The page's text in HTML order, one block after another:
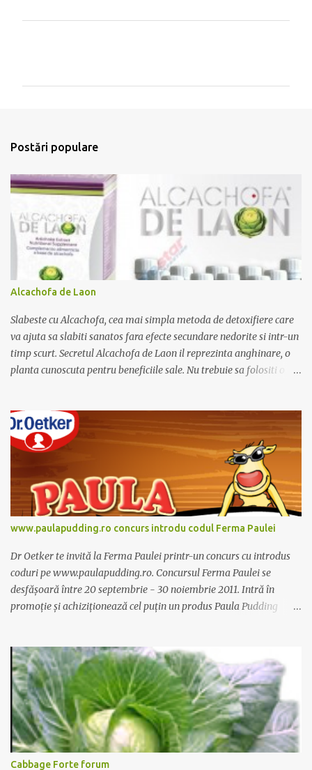
r
m
e
ț
u
n
c
n
a
r
u
Postări populare
Alcachofa de Laon
Slabeste cu Alcachofa, cea mai simpla metoda de detoxifiere care
va ajuta sa slabiti sanatos fara efecte secundare nedorite si intr-un
timp scurt. Secretul Alcachofa de Laon il reprezinta anghinare, o
planta cunoscuta pentru beneficiile sale. Nu trebuie sa folositi o
www.paulapudding.ro concurs introdu codul Ferma Paulei
Dr Oetker te invită la Ferma Paulei printr-un concurs cu introdus
coduri pe www.paulapudding.ro. Concursul Ferma Paulei se
desfășoară între 20 septembrie - 30 noiembrie 2011. Intră în
promoție și achiziționează cel puțin un produs Paula Pudding
concurs Ferma Paulei. Poți căștiga zilnic truse de grădinărit,
săptămânal tractorașul fermierului sau premiul cel mare o
excursie la o super-fermă din Anglia. Mai multe coduri, mai multe
șanse de câștig. Câștigători si regulament pe
www.paulapudding.ro.
Cabbage Forte forum